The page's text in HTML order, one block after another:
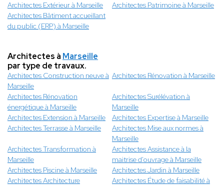
Architectes Extérieur à Marseille
Architectes Patrimoine à Marseille
Architectes Bâtiment accueillant
du public (ERP) à Marseille
Architectes à Marseille
par type de travaux.
Architectes Construction neuve à
Marseille
Architectes Rénovation à Marseille
Architectes Rénovation
énergétique à Marseille
Architectes Surélévation à
Marseille
Architectes Extension à Marseille
Architectes Expertise à Marseille
Architectes Terrasse à Marseille
Architectes Mise aux normes à
Marseille
Architectes Transformation à
Marseille
Architectes Assistance à la
maitrise d'ouvrage à Marseille
Architectes Piscine à Marseille
Architectes Jardin à Marseille
Architectes Architecture
Architectes Étude de faisabilité à